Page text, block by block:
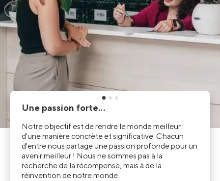
Une passion forte...
Notre objectif est de rendre le monde meilleur :
d'une manière concrète et significative. Chacun
d'entre nous partage une passion profonde pour un
avenir meilleur ! Nous ne sommes pas à la
recherche de la récompense, mais à de la
réinvention de notre monde.